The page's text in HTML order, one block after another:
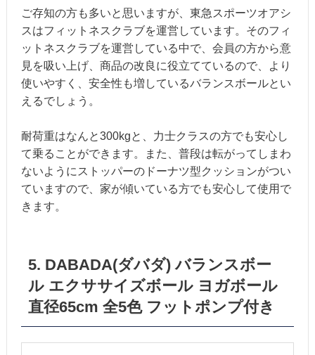
ご存知の方も多いと思いますが、東急スポーツオアシ
スはフィットネスクラブを運営しています。そのフィ
ットネスクラブを運営している中で、会員の方から意
見を吸い上げ、商品の改良に役立てているので、より
使いやすく、安全性も増しているバランスボールとい
えるでしょう。
耐荷重はなんと300kgと、力士クラスの方でも安心し
て乗ることができます。また、普段は転がってしまわ
ないようにストッパーのドーナツ型クッションがつい
ていますので、家が傾いている方でも安心して使用で
きます。
5. DABADA(ダバダ) バランスボー
ル エクササイズボール ヨガボール
直径65cm 全5色 フットポンプ付き